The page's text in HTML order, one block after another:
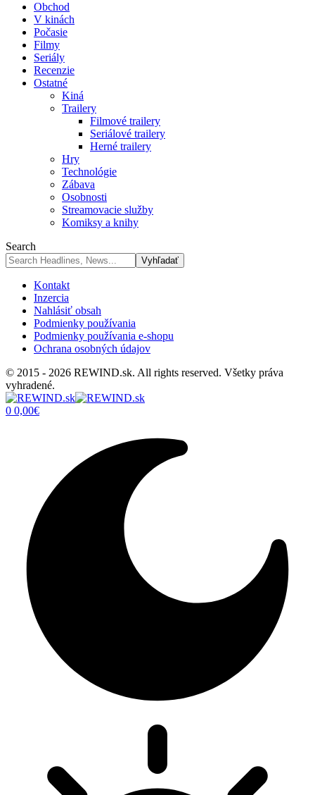
Obchod
V kinách
Počasie
Filmy
Seriály
Recenzie
Ostatné
Kiná
Trailery
Filmové trailery
Seriálové trailery
Herné trailery
Hry
Technológie
Zábava
Osobnosti
Streamovacie služby
Komiksy a knihy
Search
Kontakt
Inzercia
Nahlásiť obsah
Podmienky používania
Podmienky používania e-shopu
Ochrana osobných údajov
© 2015 - 2026 REWIND.sk. All rights reserved. Všetky práva
vyhradené.
0 0,00€